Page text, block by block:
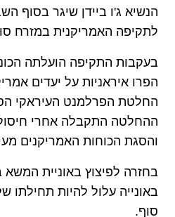
הנשיא ג'ו ביידן שיגר בסוף
לתקיפה האמריקנית במזרח
בעקבות התקיפה הועלתה
הפרו איראניות על יעדים
החלטת הפרלמנט העיראקי
ההחלטה התקבלה אחרי
והסגת הכוחות האמריקנים
בחזרה לפיצוץ באוניית
באונייה עלול להיות
סוף.